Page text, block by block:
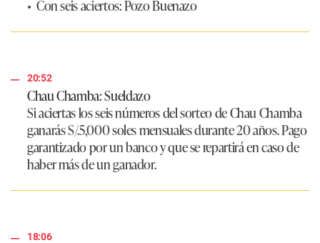
• Con seis aciertos: Pozo Buenazo
20:52
Chau Chamba: Sueldazo
Si aciertas los seis números del sorteo de Chau Chamba
ganarásS/.5,000 soles mensuales durante 20 años.Pago
garantizado por un banco y que se repartirá en caso de
haber más de un ganador.
18:06